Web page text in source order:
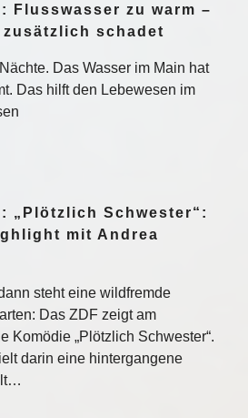
Flusswasser zu warm –
schadet
Das Wasser im Main hat
Das hilft den Lebewesen im
: „Plötzlich Schwester“:
mit Andrea
steht eine wildfremde
Das ZDF zeigt am
Komödie „Plötzlich Schwester“.
darin eine hintergangene